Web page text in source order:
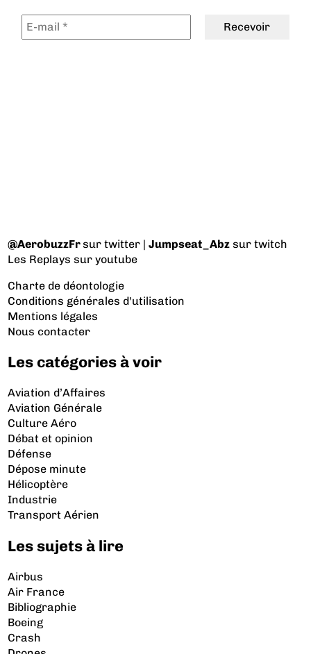
@AerobuzzFrsur twitter |Jumpseat_Abz sur twitch
Les Replays sur youtube
Charte de déontologie
Conditions générales d'utilisation
Mentions légales
Nous contacter
Les catégories à voir
Aviation d’Affaires
Aviation Générale
Culture Aéro
Débat et opinion
Défense
Dépose minute
Hélicoptère
Industrie
Transport Aérien
Les sujets à lire
Airbus
Air France
Bibliographie
Boeing
Crash